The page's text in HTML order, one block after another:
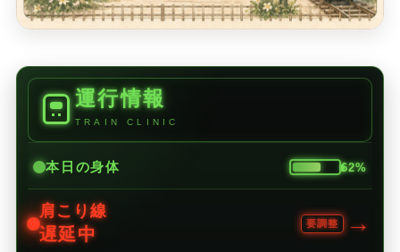
運行情報
TRAIN CLINIC
本日の身体 62%
肩こり線
遅延中
要調整 →